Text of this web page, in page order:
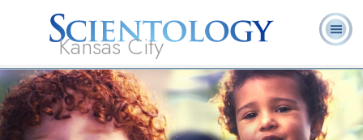
Kansas City
Acerca de
Nosotros
L. Ronald
Hubbard
¿Qué es
Scientology?
Ministros
Voluntarios
Preguntas
Frecuentes
Libros